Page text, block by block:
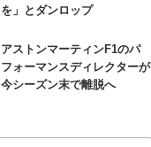
を」とダンロップ
アストンマーティンF1のパ
フォーマンスディレクターが
今シーズン末で離脱へ